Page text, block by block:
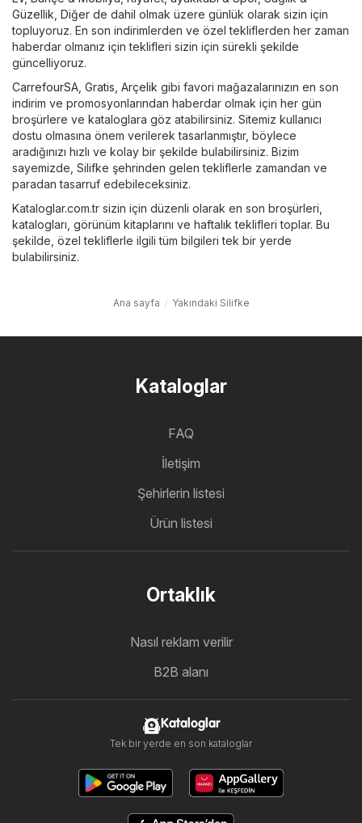
Güzellik Diğer de dahil olmak üzere günlük olarak sizin için
topluyoruz. En son indirimlerden ve özel tekliflerden her zaman
haberdar olmanız için teklifleri sizin için sürekli şekilde
güncelliyoruz.
CarrefourSA Gratis Arçelik gibi favori mağazalarınızın en son
indirim ve promosyonlarından haberdar olmak için her gün
broşürlere ve kataloglara göz atabilirsiniz. Sitemiz kullanıcı
dostu olmasına önem verilerek tasarlanmıştır, böylece
aradığınızı hızlı ve kolay bir şekilde bulabilirsiniz. Bizim
sayemizde, Silifke şehrinden gelen tekliflerle zamandan ve
paradan tasarruf edebileceksiniz.
Kataloglar.com.tr sizin için düzenli olarak en son broşürleri,
katalogları, görünüm kitaplarını ve haftalık teklifleri toplar. Bu
şekilde, özel tekliflerle ilgili tüm bilgileri tek bir yerde
bulabilirsiniz.
Ana sayfa Yakındaki Silifke
Kataloglar
FAQ
İletişim
Şehirlerin listesi
Ürün listesi
Ortaklık
Nasıl reklam verilir
B2B alanı
Kataloglar
Tek bir yerde en son kataloglar